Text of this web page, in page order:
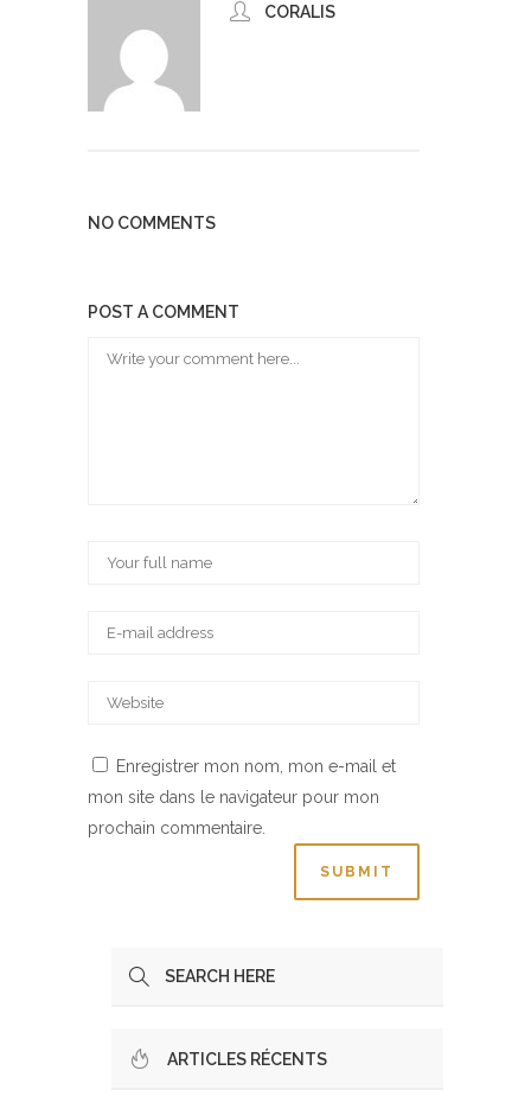
CORALIS
NO COMMENTS
POST A COMMENT
Enregistrer mon nom, mon e-mail et
mon site dans le navigateur pour mon
prochain commentaire.
ARTICLES RÉCENTS